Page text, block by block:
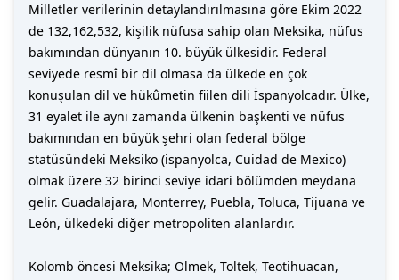
Milletler verilerinin detaylandırılmasına göre Ekim 2022
de 132,162,532, kişilik nüfusa sahip olan Meksika, nüfus
bakımından dünyanın 10. büyük ülkesidir. Federal
seviyede resmî bir dil olmasa da ülkede en çok
konuşulan dil ve hükûmetin fiilen dili İspanyolcadır. Ülke,
31 eyalet ile aynı zamanda ülkenin başkenti ve nüfus
bakımından en büyük şehri olan federal bölge
statüsündeki Meksiko (ispanyolca, Cuidad de Mexico)
olmak üzere 32 birinci seviye idari bölümden meydana
gelir. Guadalajara, Monterrey, Puebla, Toluca, Tijuana ve
León, ülkedeki diğer metropoliten alanlardır.
Kolomb öncesi Meksika; Olmek, Toltek, Teotihuacan,